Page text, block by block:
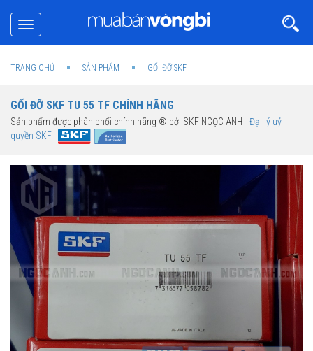
Toggle
navigation
TRANG CHỦ SẢN PHẨM GỐI ĐỠ SKF
GỐI ĐỠ SKF TU 55 TF CHÍNH HÃNG
Sản phẩm được phân phối chính hãng ® bởi SKF NGỌC ANH -Đại lý uỷ
quyền SKF